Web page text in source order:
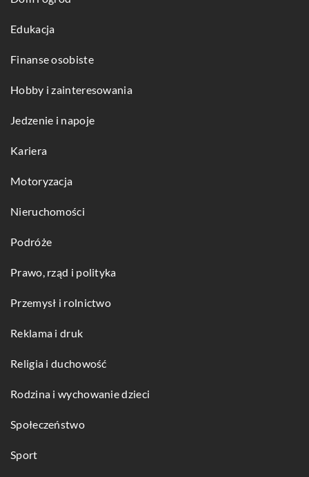
Edukacja
Finanse osobiste
Hobby i zainteresowania
Jedzenie i napoje
Kariera
Motoryzacja
Nieruchomości
Podróże
Prawo, rząd i polityka
Przemysł i rolnictwo
Reklama i druk
Religia i duchowość
Rodzina i wychowanie dzieci
Społeczeństwo
Sport